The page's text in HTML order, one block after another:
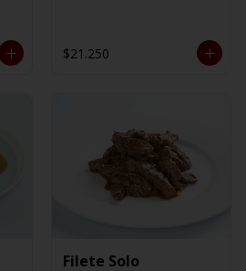
$21.250
Filete Solo